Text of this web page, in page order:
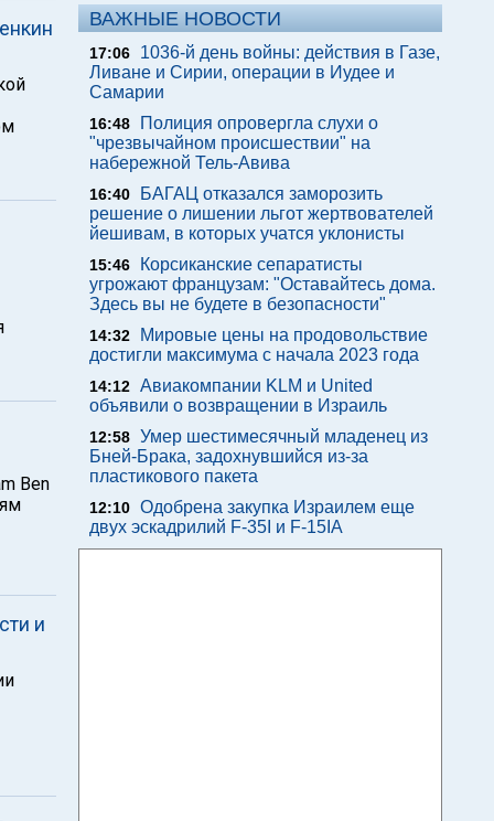
Ben
и
ВАЖНЫЕ НОВОСТИ
17:06
1036-й день войны: действия в Газе,
Ливане и Сирии, операции в Иудее и
Самарии
16:48
Полиция опровергла слухи о
"чрезвычайном происшествии" на
набережной Тель-Авива
16:40
БАГАЦ отказался заморозить
решение о лишении льгот жертвователей
йешивам, в которых учатся уклонисты
15:46
Корсиканские сепаратисты
угрожают французам: "Оставайтесь дома.
Здесь вы не будете в безопасности"
14:32
Мировые цены на продовольствие
достигли максимума с начала 2023 года
14:12 Авиакомпании KLM и United
объявили о возвращении в Израиль
12:58 Умер шестимесячный младенец из
Бней-Брака, задохнувшийся из-за
пластикового пакета
12:10 Одобрена закупка Израилем еще
двух эскадрилий F-35I и F-15IA